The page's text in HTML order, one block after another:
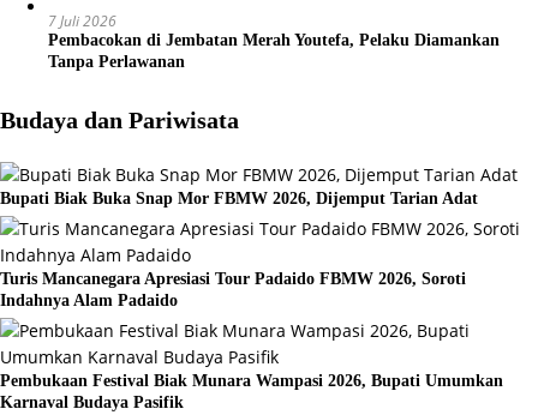
7 Juli 2026
Pembacokan di Jembatan Merah Youtefa, Pelaku Diamankan
Tanpa Perlawanan
Budaya dan Pariwisata
Bupati Biak Buka Snap Mor FBMW 2026, Dijemput Tarian Adat
Turis Mancanegara Apresiasi Tour Padaido FBMW 2026, Soroti
Indahnya Alam Padaido
Pembukaan Festival Biak Munara Wampasi 2026, Bupati Umumkan
Karnaval Budaya Pasifik